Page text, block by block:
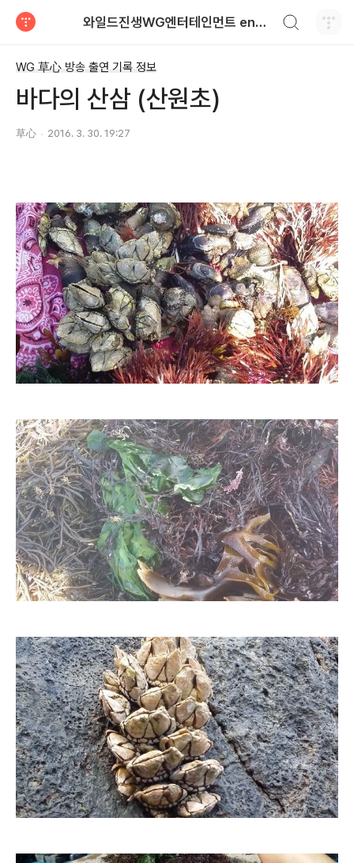
와일드진생WG엔터테인먼트 entertainment
WG 草心 방송 출연 기록 정보
바다의 산삼 (산원초)
草心 2016. 3. 30. 19:27